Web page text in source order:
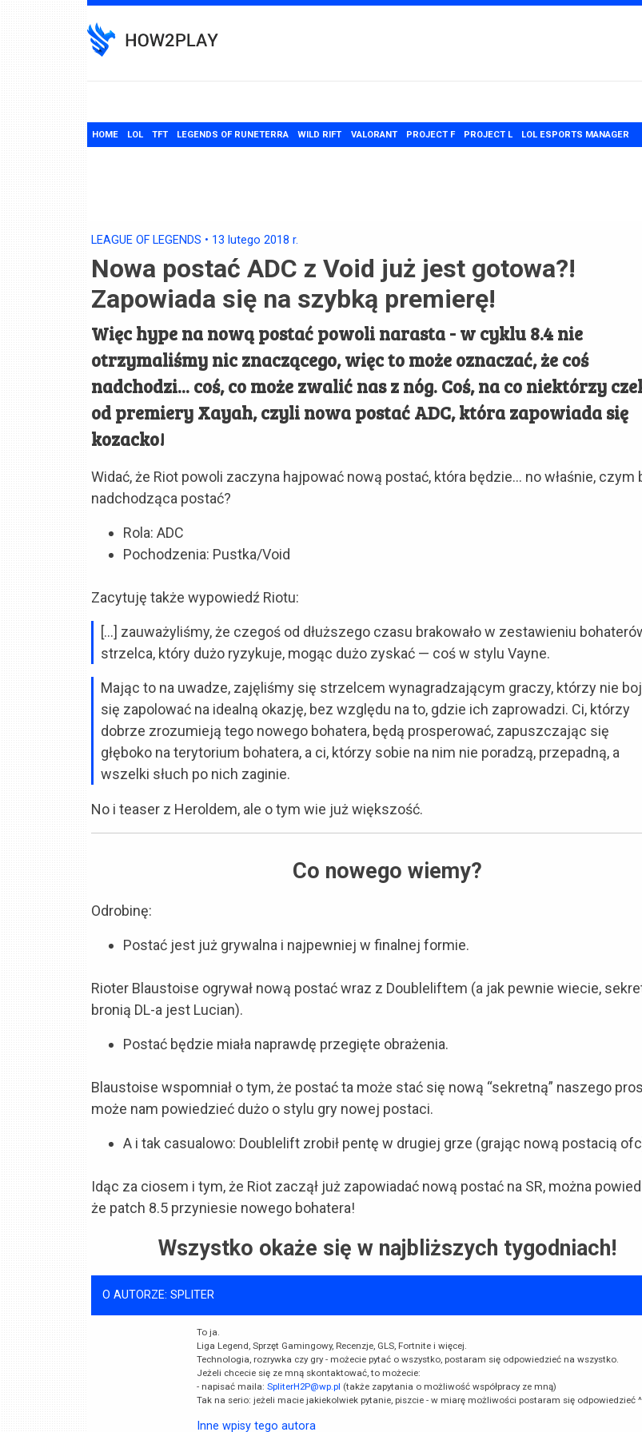
to
content
HOME LOL TFT LEGENDS OF RUNETERRA WILD RIFT VALORANT PROJECT F PROJECT L LOL ESPORTS MANAGER
LEAGUE OF LEGENDS • 13 lutego 2018 r.
Nowa postać ADC z Void już jest gotowa?!
Zapowiada się na szybką premierę!
Więc hype na nową postać powoli narasta - w cyklu 8.4 nie
otrzymaliśmy nic znaczącego, więc to może oznaczać, że coś
nadchodzi... coś, co może zwalić nas z nóg. Coś, na co niektórzy
od premiery Xayah, czyli nowa postać ADC, która zapowiada się
kozacko!
Widać, że Riot powoli zaczyna hajpować nową postać, która będzie… no właśnie, czym
nadchodząca postać?
Rola: ADC
Pochodzenia: Pustka/Void
Zacytuję także wypowiedź Riotu:
[…] zauważyliśmy, że czegoś od dłuższego czasu brakowało w zestawieniu
strzelca, który dużo ryzykuje, mogąc dużo zyskać — coś w stylu Vayne.
Mając to na uwadze, zajęliśmy się strzelcem wynagradzającym graczy, którzy nie
się zapolować na idealną okazję, bez względu na to, gdzie ich zaprowadzi. Ci, którzy
dobrze zrozumieją tego nowego bohatera, będą prosperować, zapuszczając się
głęboko na terytorium bohatera, a ci, którzy sobie na nim nie poradzą, przepadną, a
wszelki słuch po nich zaginie.
No i teaser z Heroldem, ale o tym wie już większość.
Co nowego wiemy?
Odrobinę:
Postać jest już grywalna i najpewniej w finalnej formie.
Rioter Blaustoise ogrywał nową postać wraz z Doubleliftem (a jak pewnie wiecie,
bronią DL-a jest Lucian).
Postać będzie miała naprawdę przegięte obrażenia.
Blaustoise wspomniał o tym, że postać ta może stać się nową “sekretną” naszego
może nam powiedzieć dużo o stylu gry nowej postaci.
A i tak casualowo: Doublelift zrobił pentę w drugiej grze (grając nową postacią
Idąc za ciosem i tym, że Riot zaczął już zapowiadać nową postać na SR, można
że patch 8.5 przyniesie nowego bohatera!
Wszystko okaże się w najbliższych tygodniach!
O AUTORZE: SPLITER
To ja.
Liga Legend, Sprzęt Gamingowy, Recenzje, GLS, Fortnite i więcej.
Technologia, rozrywka czy gry - możecie pytać o wszystko, postaram się odpowiedzieć na wszystko.
Jeżeli chcecie się ze mną skontaktować, to możecie:
- napisać maila: SpliterH2P@wp.pl (także zapytania o możliwość współpracy ze mną)
Tak na serio: jeżeli macie jakiekolwiek pytanie, piszcie - w miarę możliwości postaram się odpowiedzieć
Inne wpisy tego autora